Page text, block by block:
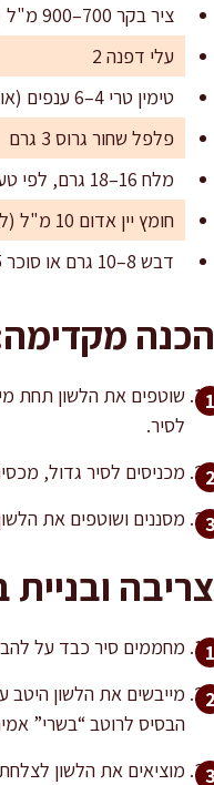
ציר בקר 700–900 מ"ל (או מים חמים אם אין)
עלי דפנה 2
טימין טרי 4–6 ענפים (או 2 גרם יבש)
פלפל שחור גרוס 3 גרם
מלח 16–18 גרם, לפי טעם
חומץ יין אדום 10 מ"ל (לאיזון בסוף)
דבש 8–10 גרם או סוכר 5 גרם (אופציונלי, לאיזון חמיצות היין)
הכנה מקדימה:
שוטפים את הלשון תחת
לסיר.
מכניסים לסיר גדול, מכסים במים קרים, מוסיפים 10 גרם מלח
מסננים ושוטפים את
צריבה
מחממים סיר כבד על להבה
הבסיס לרוטב “בשרי”